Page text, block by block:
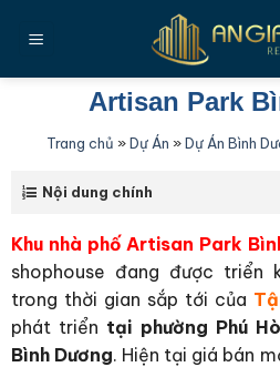
qua
Artisan Park
Trang chủ »Dự Án »Dự Án Bình
Nội dung chính
Khu nhà phố Artisan Park
shophouse đang được
trong thời gian sắp tới của
phát triển tại phường Phú
Bình Dương. Hiện tại giá bán